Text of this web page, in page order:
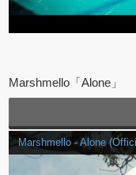
Marshmello「Alone」
Marshmello - Alone